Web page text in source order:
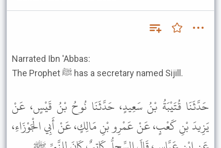
Narrated Ibn 'Abbas:
The Prophet ﷺ has a secretary named Sijill.
حَدَّثَنَا قُتَيْبَةُ بْنُ سَعِيدٍ، حَدَّثَنَا نُوحُ بْنُ قَيْسٍ، عَنْ
يَزِيدَ بْنِ كَعْبٍ، عَنْ عَمْرِو بْنِ مَالِكٍ، عَنْ أَبِي الْجَوْزَاءِ،